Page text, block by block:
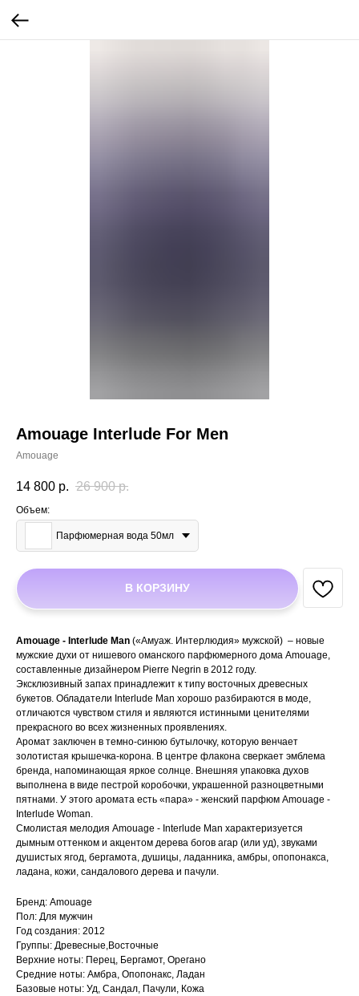
Amouage Interlude For Men
Amouage
14 800 р. 26 900 р.
Объем:
Парфюмерная вода 50мл
В КОРЗИНУ
Amouage - Interlude Man («Амуаж. Интерлюдия» мужской) – новые
мужские духи от нишевого оманского парфюмерного дома Amouage,
составленные дизайнером Pierre Negrin в 2012 году.
Эксклюзивный запах принадлежит к типу восточных древесных
букетов. Обладатели Interlude Man хорошо разбираются в моде,
отличаются чувством стиля и являются истинными ценителями
прекрасного во всех жизненных проявлениях.
Аромат заключен в темно-синюю бутылочку, которую венчает
золотистая крышечка-корона. В центре флакона сверкает эмблема
бренда, напоминающая яркое солнце. Внешняя упаковка духов
выполнена в виде пестрой коробочки, украшенной разноцветными
пятнами. У этого аромата есть «пара» - женский парфюм Amouage -
Interlude Woman.
Смолистая мелодия Amouage - Interlude Man характеризуется
дымным оттенком и акцентом дерева богов агар (или уд), звуками
душистых ягод, бергамота, душицы, ладанника, амбры, опопонакса,
ладана, кожи, сандалового дерева и пачули.
Бренд: Amouage
Пол: Для мужчин
Год создания: 2012
Группы: Древесные,Восточные
Верхние ноты: Перец, Бергамот, Орегано
Средние ноты: Амбра, Опопонакс, Ладан
Базовые ноты: Уд, Сандал, Пачули, Кожа